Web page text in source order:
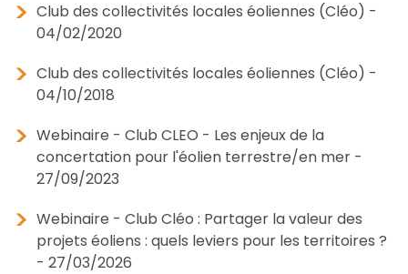
Club des collectivités locales éoliennes (Cléo) -
04/02/2020
Club des collectivités locales éoliennes (Cléo) -
04/10/2018
Webinaire - Club CLEO - Les enjeux de la
concertation pour l'éolien terrestre/en mer -
27/09/2023
Webinaire - Club Cléo : Partager la valeur des
projets éoliens : quels leviers pour les territoires ?
- 27/03/2026